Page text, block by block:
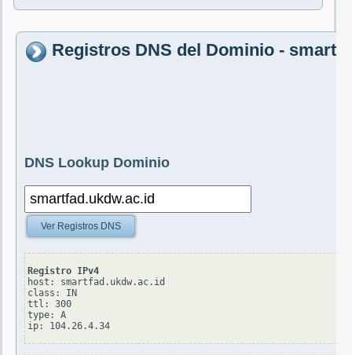
Registros DNS del Dominio -
DNS Lookup Dominio
Ver Registros DNS
Registro IPv4
host: smartfad.ukdw.ac.id
class: IN
ttl: 300
type: A